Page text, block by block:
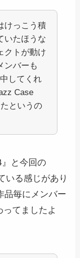
けっこう積
いたほうな
クトが動け
ンバーも
してくれ
Case
というの
と今回の
いる感じがあり
品毎にメンバー
てましたよ